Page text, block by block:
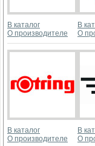
В каталог
О производителе
В
О
В каталог
О производителе
В
О